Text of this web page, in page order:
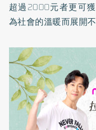
超過2000元者更可
為社會的溫暖而展開